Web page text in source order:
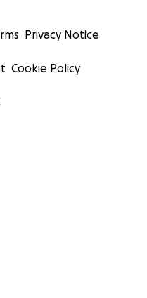
Privacy Notice
Cookie Policy